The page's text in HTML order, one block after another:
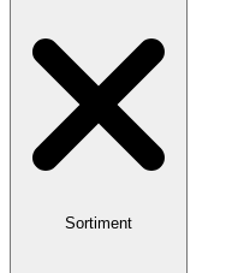
Sortiment